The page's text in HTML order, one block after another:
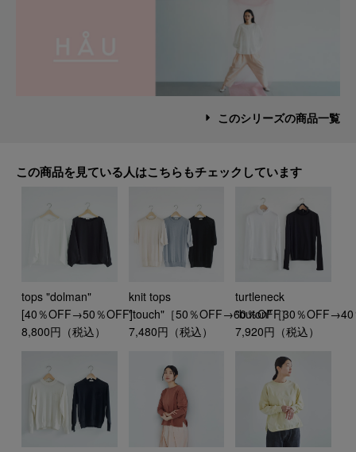
このシリーズの商品一覧
この商品を見ている人はこちらもチェックしています
tops "dolman"
[40％OFF→50％OFF]
8,800円（税込）
knit tops
"touch"［50％OFF→60％OFF］
7,480円（税込）
turtleneck
"buton"［30％OFF→40
7,920円（税込）